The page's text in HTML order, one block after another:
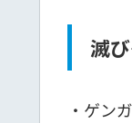
滅
・ゲン